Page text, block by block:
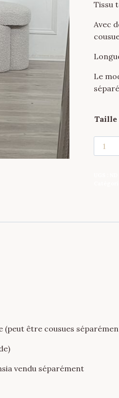
Tissu
Avec
Le
Taille
de
(peut être cousues
vendu séparément